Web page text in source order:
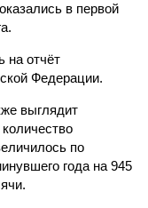
в первой
на отчёт
Федерации.
выглядит
по
года на 945